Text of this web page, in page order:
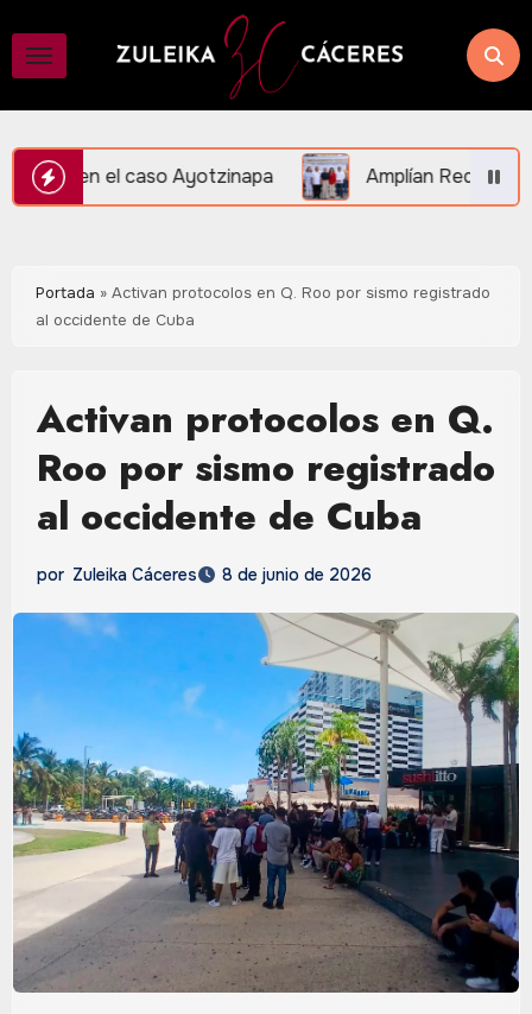
contenido
Amplían Red de Videovigilancia en Central
Portada » Activan protocolos en Q. Roo por sismo registrado
al occidente de Cuba
Activan protocolos en Q.
Roo por sismo registrado
al occidente de Cuba
por Zuleika Cáceres 8 de junio de 2026